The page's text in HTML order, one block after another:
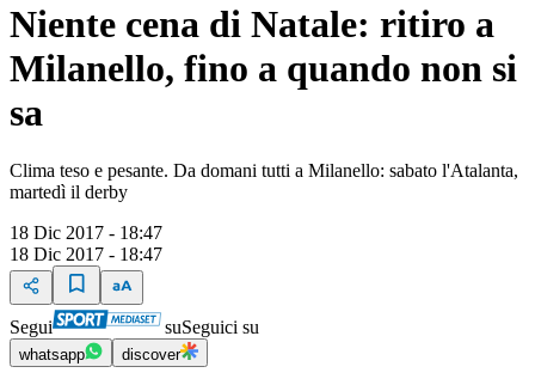
Niente cena di Natale: ritiro a
Milanello, fino a quando non si
sa
Clima teso e pesante. Da domani tutti a Milanello: sabato l'Atalanta,
martedì il derby
18 Dic 2017 - 18:47
18 Dic 2017 - 18:47
Segui suSeguici su
whatsapp discover